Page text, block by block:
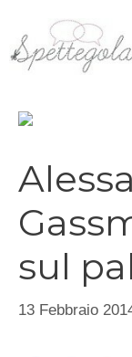
contenuto
sul
13 Febbraio